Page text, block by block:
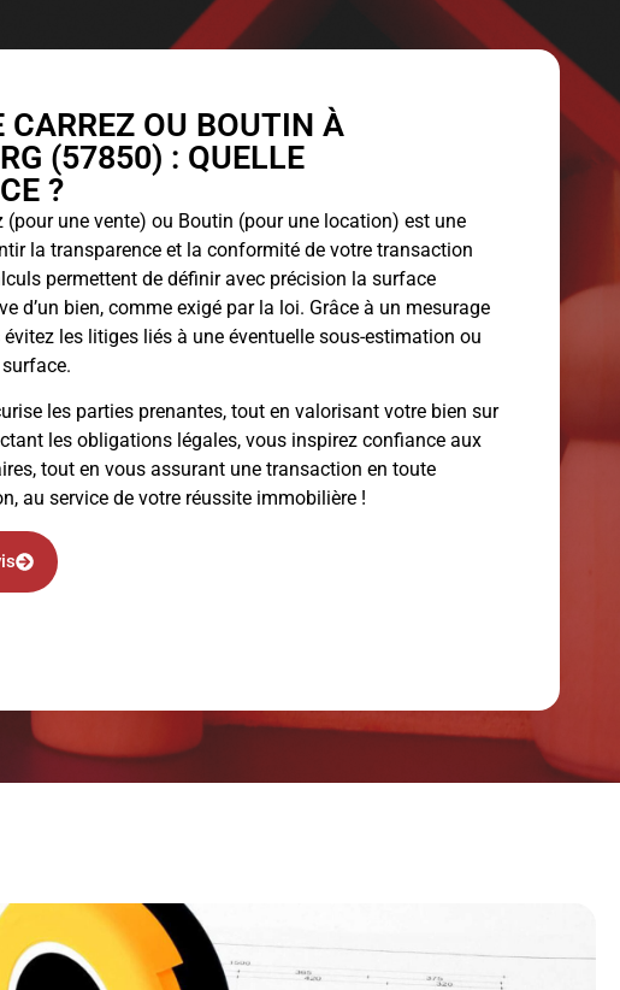
CARREZ OU BOUTIN À
(57850) : QUELLE
?
(pour une vente) ou Boutin (pour une location) est une
la transparence et la conformité de votre transaction
permettent de définir avec précision la surface
d’un bien, comme exigé par la loi. Grâce à un mesurage
les litiges liés à une éventuelle sous-estimation ou
les parties prenantes, tout en valorisant votre bien sur
les obligations légales, vous inspirez confiance aux
tout en vous assurant une transaction en toute
au service de votre réussite immobilière !